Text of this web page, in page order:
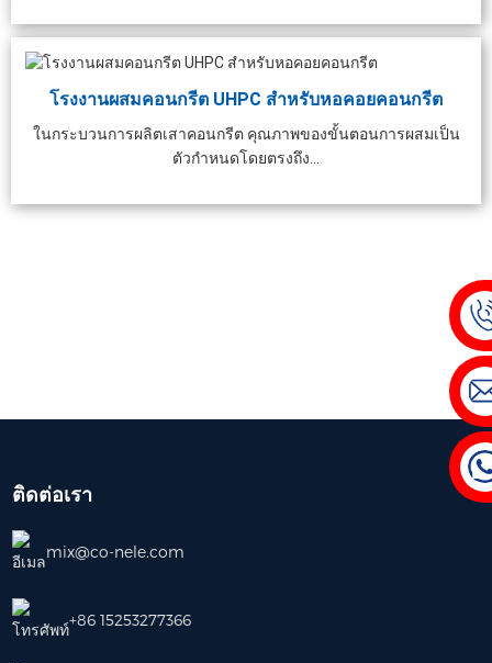
โรงงานผสมคอนกรีต UHPC สำหรับหอคอยคอนกรีต
ในกระบวนการผลิตเสาคอนกรีต คุณภาพของขั้นตอนการผสมเป็น
ตัวกำหนดโดยตรงถึง...
ติดต่อเรา
mix@co-nele.com
+86 15253277366
งานผสมคอนกรีตสำเร็จรูป